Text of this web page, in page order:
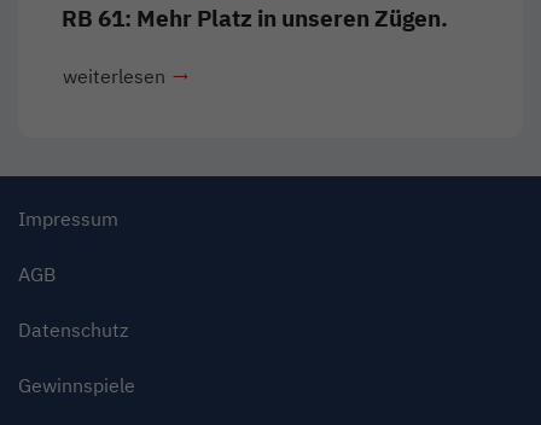
RB 61: Mehr Platz in unseren Zügen.
weiterlesen
Impressum
AGB
Datenschutz
Gewinnspiele